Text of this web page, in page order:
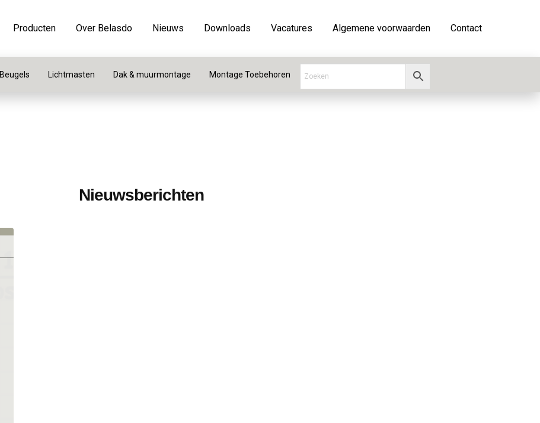
Producten Over Belasdo Nieuws Downloads Vacatures Algemene voorwaarden Contact
Beugels Lichtmasten Dak & muurmontage Montage Toebehoren
Nieuwsberichten